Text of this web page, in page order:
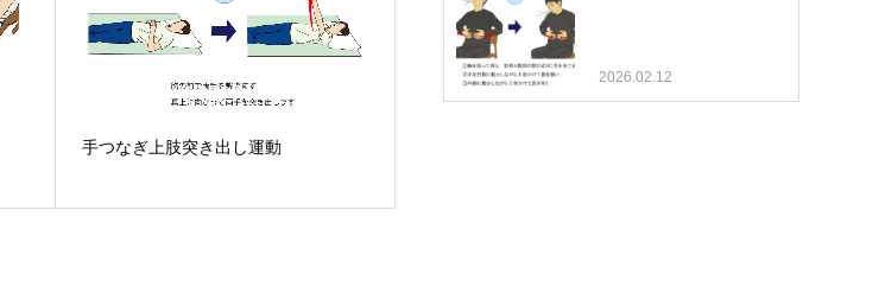
手つなぎ上肢突き出し運動
2026.02.12